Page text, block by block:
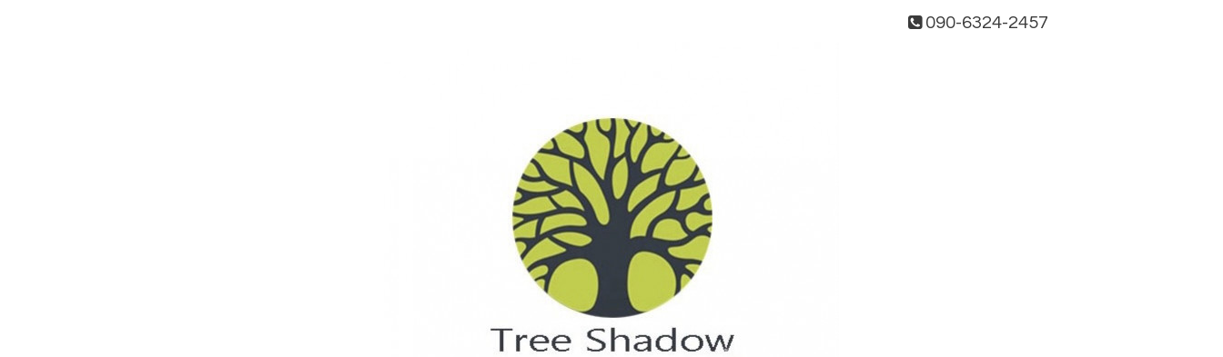
090-6324-2457